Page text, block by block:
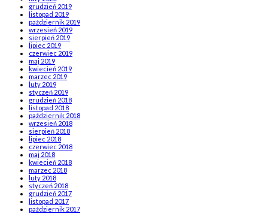
grudzień 2019
listopad 2019
październik 2019
wrzesień 2019
sierpień 2019
lipiec 2019
czerwiec 2019
maj 2019
kwiecień 2019
marzec 2019
luty 2019
styczeń 2019
grudzień 2018
listopad 2018
październik 2018
wrzesień 2018
sierpień 2018
lipiec 2018
czerwiec 2018
maj 2018
kwiecień 2018
marzec 2018
luty 2018
styczeń 2018
grudzień 2017
listopad 2017
październik 2017